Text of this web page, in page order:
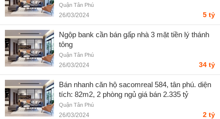
Quận Tân Phú
26/03/2024 5 tỷ
Ngộp bank cần bán gấp nhà 3 mặt tiền lý thánh
tông
Quận Tân Phú
26/03/2024 34 tỷ
Bán nhanh căn hộ sacomreal 584, tân phú. diện
tích: 82m2, 2 phòng ngủ giá bán 2.335 tỷ
Quận Tân Phú
26/03/2024 2 tỷ